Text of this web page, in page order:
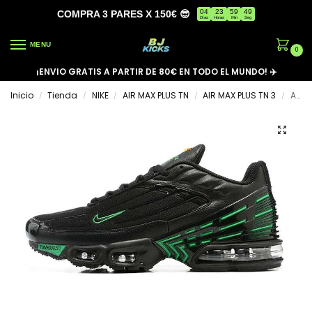
COMPRA 3 PARES X 150€ 😎 04
Días
23
Horas
59
Min
48
Seg
MENU
0
¡ENVIO GRATIS A PARTIR DE 80€ EN TODO EL MUNDO! ✈️
Inicio
/ Tienda / NIKE / AIR MAX PLUS TN / AIR MAX PLUS TN 3 / AIR MAX PLUS TN 3 ‘BLACK GREEN’